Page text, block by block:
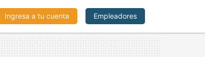
Ingresa a tu cuenta Empleadores